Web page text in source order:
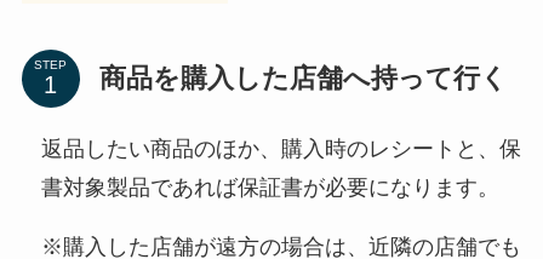
STEP 商品を購入した店舗へ持って行く
返品したい商品のほか、購入時のレシートと、保
書対象製品であれば保証書が必要になります。
※購入した店舗が遠方の場合は、近隣の店舗でも